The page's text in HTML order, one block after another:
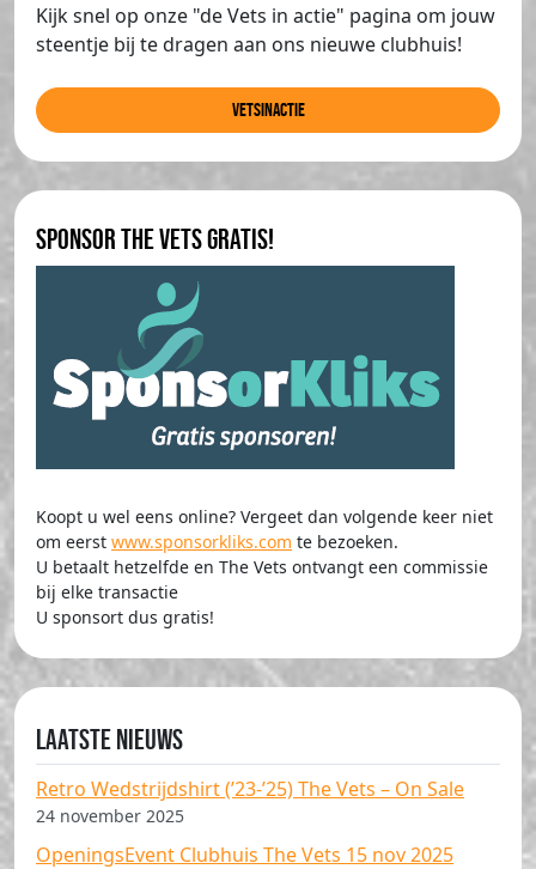
Kijk snel op onze "de Vets in actie" pagina om jouw
steentje bij te dragen aan ons nieuwe clubhuis!
Vetsinactie
Sponsor The Vets gratis!
Koopt u wel eens online? Vergeet dan volgende keer niet
om eerst www.sponsorkliks.com te bezoeken.
U betaalt hetzelfde en The Vets ontvangt een commissie
bij elke transactie
U sponsort dus gratis!
Laatste nieuws
Retro Wedstrijdshirt (’23-’25) The Vets – On Sale
24 november 2025
OpeningsEvent Clubhuis The Vets 15 nov 2025